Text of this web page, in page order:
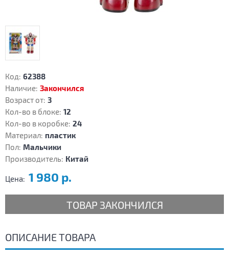
Код: 62388
Наличие: Закончился
Возраст от: 3
Кол-во в блоке: 12
Кол-во в коробке: 24
Материал: пластик
Пол: Мальчики
Производитель: Китай
Цена: 1 980 р.
ТОВАР ЗАКОНЧИЛСЯ
ОПИСАНИЕ ТОВАРА